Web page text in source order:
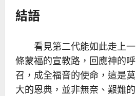
結語
看見第二代能如此走上一
條蒙福的宣教路，回應神的呼
召，成全福音的使命，這是莫
大的恩典，並非無奈、艱難的